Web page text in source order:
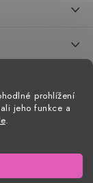
prohlížení
jeho funkce a
.
nastavení cookies